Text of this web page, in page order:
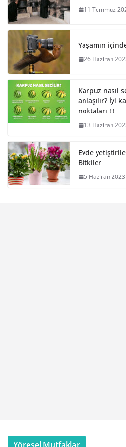
11 Temmuz
Yaşamın
26 Haziran
Karpuz nasıl
anlaşılır? İyi
noktaları !!!
13 Haziran
Evde
Bitkiler
5 Haziran 2023
Yöresel Mutfaklar